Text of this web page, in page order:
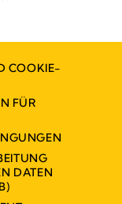
COOKIE-
FÜR
DATEN